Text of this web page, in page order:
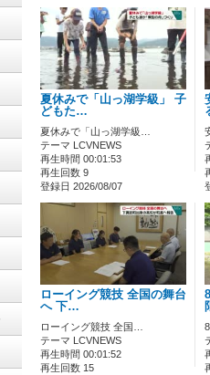
夏休みで「山っ湖学級」 子
どもた…
夏休みで「山っ湖学級…
テーマ LCVNEWS
再生時間 00:01:53
再生回数 9
登録日 2026/08/07
ローイング競技 全国の舞台
へ 下…
ローイング競技 全国…
テーマ LCVNEWS
再生時間 00:01:52
再生回数 15